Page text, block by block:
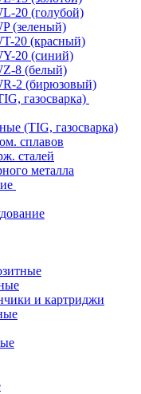
20 (голубой)
(зеленый)
20 (красный)
20 (синий)
8 (белый)
2 (бирюзовый)
газосварка)
(TIG, газосварка)
сплавов
сталей
металла
и картриджи